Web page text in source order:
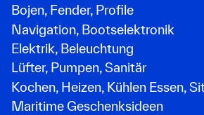
Bojen, Fender, Profile
Navigation, Bootselektronik
Elektrik, Beleuchtung
Lüfter, Pumpen, Sanitär
Kochen, Heizen, Kühlen Essen,
Maritime Geschenksideen